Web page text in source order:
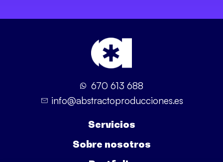
670 613 688
info@abstractoproducciones.es
Servicios
Sobre nosotros